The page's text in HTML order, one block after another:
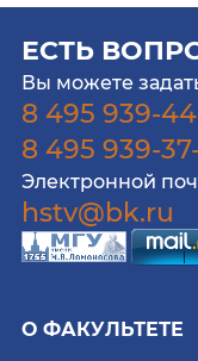
ЕСТЬ
Вы можете
8 495 939-
8 495 939-
Электронной
hstv@bk.ru
О ФАКУЛЬТЕТЕ